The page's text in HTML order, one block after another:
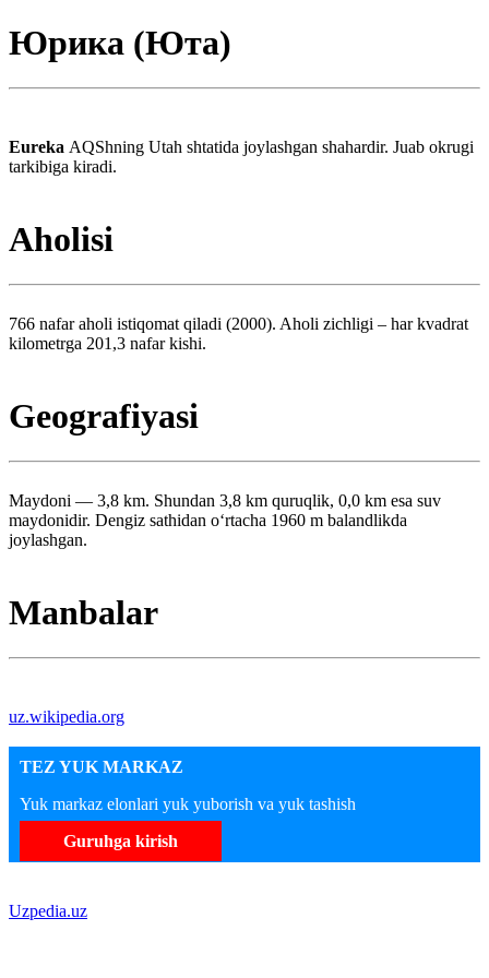
Юрика (Юта)
Eureka AQShning Utah shtatida joylashgan shahardir. Juab okrugi
tarkibiga kiradi.
Aholisi
766 nafar aholi istiqomat qiladi (2000). Aholi zichligi – har kvadrat
kilometrga 201,3 nafar kishi.
Geografiyasi
Maydoni — 3,8 km. Shundan 3,8 km quruqlik, 0,0 km esa suv
maydonidir. Dengiz sathidan oʻrtacha 1960 m balandlikda
joylashgan.
Manbalar
uz.wikipedia.org
TEZ YUK MARKAZ
Yuk markaz elonlari yuk yuborish va yuk tashish
Guruhga kirish
Uzpedia.uz